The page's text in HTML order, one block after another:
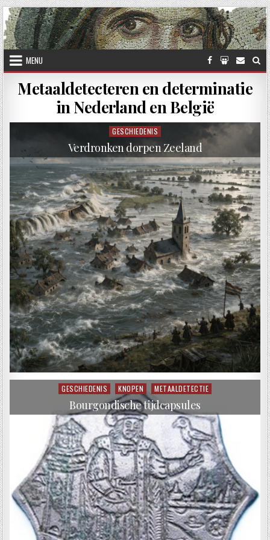
Skip to content
MENU
Metaaldetecteren en determinatie
in Nederland en België
Posted in
GESCHIEDENIS
Verdronken dorpen Zeeland
Posted in
GESCHIEDENIS KNOPEN METAALDETECTIE
Bourgondische tijdcapsules